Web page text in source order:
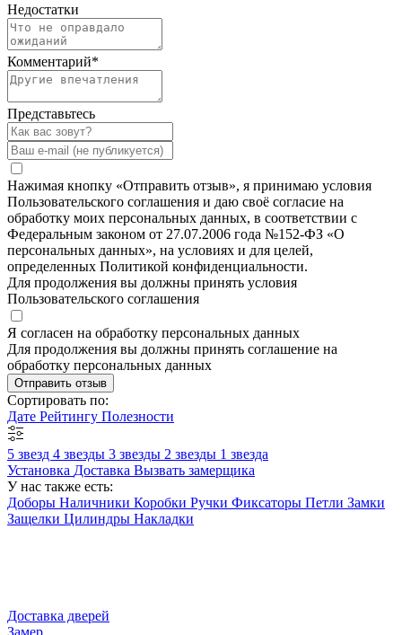
Недостатки
Комментарий*
Представьтесь
Нажимая кнопку «Отправить отзыв», я принимаю условия
Пользовательского соглашения и даю своё согласие на
обработку моих персональных данных, в соответствии с
Федеральным законом от 27.07.2006 года №152-ФЗ «О
персональных данных», на условиях и для целей,
определенных Политикой конфиденциальности.
Для продолжения вы должны принять условия
Пользовательского соглашения
Я согласен на обработку персональных данных
Для продолжения вы должны принять соглашение на
обработку персональных данных
Отправить отзыв
Сортировать по:
Дате Рейтингу Полезности
5 звезд 4 звезды 3 звезды 2 звезды 1 звезда
Установка Доставка Вызвать замерщика
У нас также есть:
Доборы Наличники Коробки Ручки Фиксаторы Петли Замки
Защелки Цилиндры Накладки
Доставка дверей
Замер